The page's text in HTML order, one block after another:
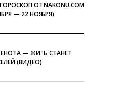
ОТ NAKONU.COM
— 22 НОЯБРЯ)
ЕНОТА — ЖИТЬ СТАНЕТ
(ВИДЕО)